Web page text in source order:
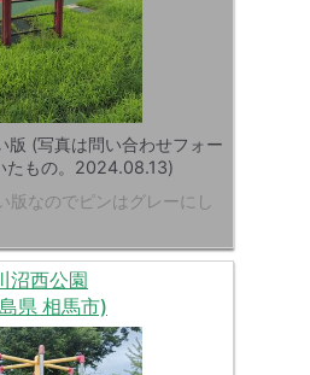
版 (写真は問い合わせフォー
たもの。2024.08.13)
版なのでピンはグレーにし
沼西公園
県 相馬市)